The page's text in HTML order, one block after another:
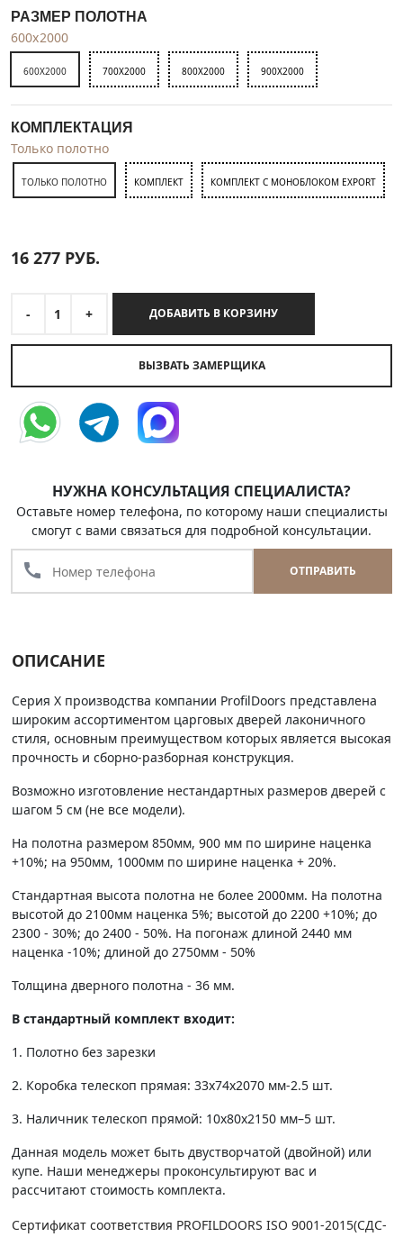
РАЗМЕР ПОЛОТНА
600x2000
600X2000 700X2000 800X2000 900X2000
КОМПЛЕКТАЦИЯ
Только полотно
ТОЛЬКО ПОЛОТНО КОМПЛЕКТ КОМПЛЕКТ С МОНОБЛОКОМ EXPORT
16 277 РУБ.
- 1 + ДОБАВИТЬ В КОРЗИНУ
ВЫЗВАТЬ ЗАМЕРЩИКА
НУЖНА КОНСУЛЬТАЦИЯ СПЕЦИАЛИСТА?
Оставьте номер телефона, по которому наши специалисты
смогут с вами связаться для подробной консультации.
call ОТПРАВИТЬ
ОПИСАНИЕ
Серия Х производства компании ProfilDoors представлена
широким ассортиментом царговых дверей лаконичного
стиля, основным преимуществом которых является высокая
прочность и сборно-разборная конструкция.
Возможно изготовление нестандартных размеров дверей с
шагом 5 см (не все модели).
На полотна размером 850мм, 900 мм по ширине наценка
+10%; на 950мм, 1000мм по ширине наценка + 20%.
Стандартная высота полотна не более 2000мм. На полотна
высотой до 2100мм наценка 5%; высотой до 2200 +10%; до
2300 - 30%; до 2400 - 50%. На погонаж длиной 2440 мм
наценка -10%; длиной до 2750мм - 50%
Толщина дверного полотна - 36 мм.
В стандартный комплект входит:
1. Полотно без зарезки
2. Коробка телескоп прямая: 33х74х2070 мм-2.5 шт.
3. Наличник телескоп прямой: 10х80х2150 мм–5 шт.
Данная модель может быть двустворчатой (двойной) или
купе. Наши менеджеры проконсультируют вас и
рассчитают стоимость комплекта.
Сертификат соответствия PROFILDOORS ISO 9001-2015(СДС-